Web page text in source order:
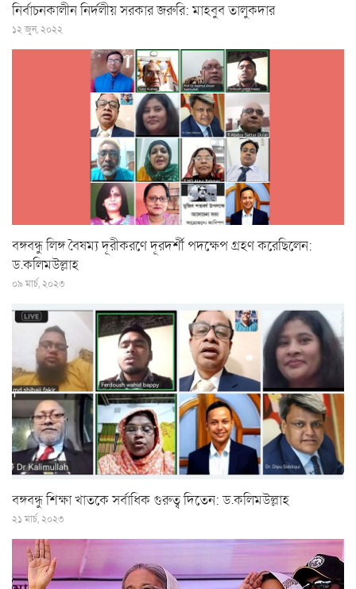
নির্বাচনকালীন নির্দলীয় সরকার জরুরি: মাহবুব তালুকদার
১২ জুন, ২০২২
বঙ্গবন্ধু লিঙ্গ বৈষম্য দূরীকরণে দূরদর্শী পদক্ষেপ গ্রহণ করেছিলেন:
ড.কলিমউল্লাহ
০৯ মার্চ, ২০২৩
বঙ্গবন্ধু শিক্ষা খাতকে সর্বাধিক গুরুত্ব দিতেন: ড.কলিমউল্লাহ
২১ মার্চ, ২০২৩